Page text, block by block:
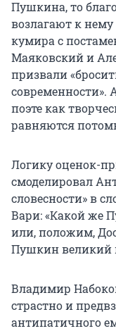
Пушкина, то
возлагают к
кумира с
Маяковский и
призвали
современности».
поэте как
равняются
Логику оценок-
смоделировал
словесности» в
Вари: «Какой же
или, положим,
Пушкин великий
Владимир
страстно и
антипатичного